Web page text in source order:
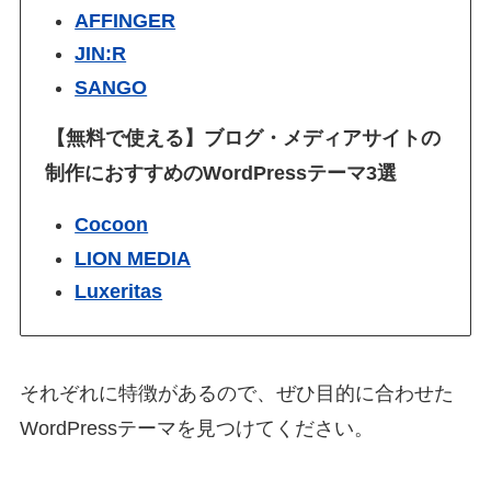
AFFINGER
JIN:R
SANGO
【無料で使える】ブログ・メディアサイトの
制作におすすめのWordPressテーマ3選
Cocoon
LION MEDIA
Luxeritas
それぞれに特徴があるので、ぜひ目的に合わせた
WordPressテーマを見つけてください。